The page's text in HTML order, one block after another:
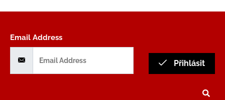
Email Address
Přihlásit